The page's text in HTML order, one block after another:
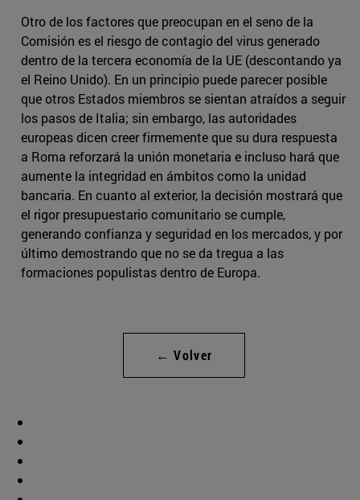
Otro de los factores que preocupan en el seno de la
Comisión es el riesgo de contagio del virus generado
dentro de la tercera economía de la UE (descontando ya
el Reino Unido). En un principio puede parecer posible
que otros Estados miembros se sientan atraídos a seguir
los pasos de Italia; sin embargo, las autoridades
europeas dicen creer firmemente que su dura respuesta
a Roma reforzará la unión monetaria e incluso hará que
aumente la integridad en ámbitos como la unidad
bancaria. En cuanto al exterior, la decisión mostrará que
el rigor presupuestario comunitario se cumple,
generando confianza y seguridad en los mercados, y por
último demostrando que no se da tregua a las
formaciones populistas dentro de Europa.
← Volver